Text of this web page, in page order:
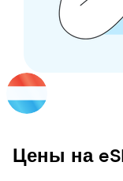
Цены на